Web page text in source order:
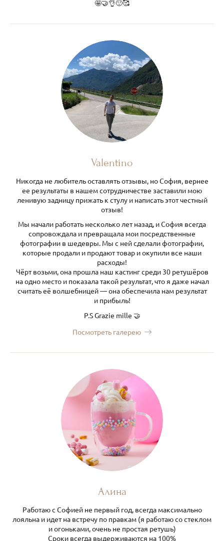
🤩🤝👌🙂🥰
Valentino
Никогда не любитель оставлять отзывы, но София, вернее
ее результаты в нашем сотрудничестве заставили мою
ленивую задницу прижать к стулу и написать этот честный
отзыв!
Мы начали работать несколько лет назад, и София всегда
сопровождала и превращала мои посредственные
фотографии в шедевры. Мы с ней сделали фотографии,
которые продали и продают товар и окупили все наши
расходы!
Чёрт возьми, она прошла наш кастинг среди 30 ретушёров
на одно место и показала такой результат, что я даже начал
считать её волшебницей — она обеспечила нам результат
и прибыль!
P.S Grazie mille 🤝
Посмотреть галерею
Алина
Работаю с Софией не первый год, всегда максимально
лояльна и идет на встречу по правкам (я работаю со стеклом
и огоньками, очень не простая ретушь)
Сроки всегда выдерживаются на 100%